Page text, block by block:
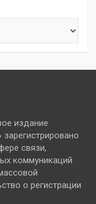
издание
зарегистрировано
связи,
коммуникаций
о регистрации